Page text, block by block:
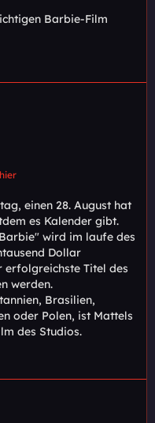
Barbie-Film
einen 28. August hat
es Kalender gibt.
wird im laufe des
Dollar
erfolgreichste Titel des
werden.
Brasilien,
oder Polen, ist Mattels
des Studios.